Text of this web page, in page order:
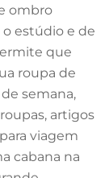
ombro
estúdio e de
que
roupa de
semana,
artigos
viagem
cabana na